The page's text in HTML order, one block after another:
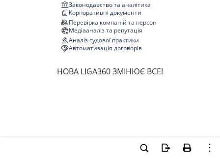
Законодавство та аналітика
Корпоративні документи
Перевірка компаній та персон
Медіааналіз та репутація
Аналіз судової практики
Автоматизація договорів
НОВА LIGA360 ЗМІНЮЄ ВСЕ!